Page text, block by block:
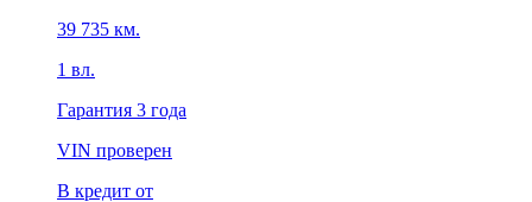
39 735 км.
1 вл.
Гарантия 3 года
VIN проверен
В кредит от